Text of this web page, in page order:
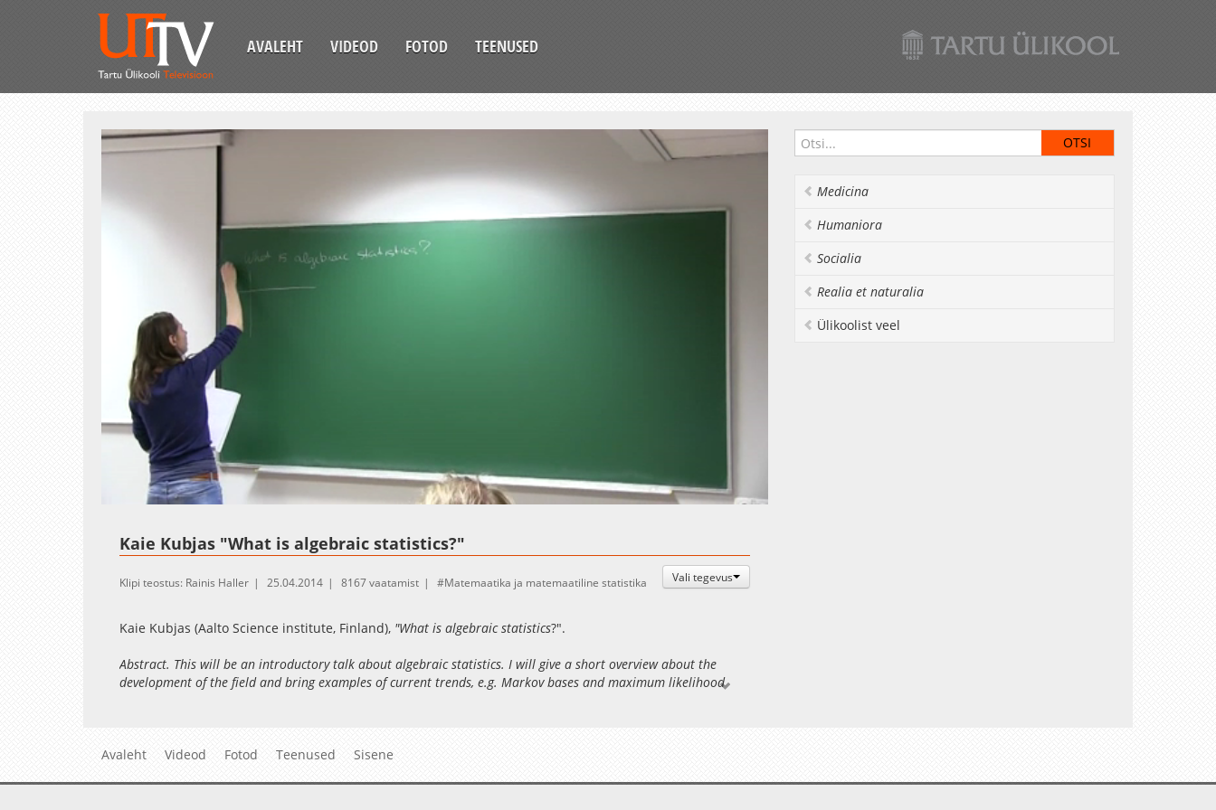
AVALEHT VIDEOD FOTOD TEENUSED
UnmuteLoaded :
2.06%
Esituskiirused
Auto
Kaie Kubjas "What is algebraic statistics?"
Vali tegevus
Klipi teostus: Rainis Haller 25.04.2014 8167 vaatamist Matemaatika ja matemaatiline statistika
Kaie Kubjas (Aalto Science institute, Finland), "What is algebraic statistics?".
Abstract. This will be an introductory talk about algebraic statistics. I will give a short overview about the
development of the field and bring examples of current trends, e.g. Markov bases and maximum likelihood
511.
Filmis: Marek Kolk.
Medicina
Humaniora
Socialia
Realia et naturalia
Ülikoolist veel
Avaleht Videod Fotod Teenused Sisene